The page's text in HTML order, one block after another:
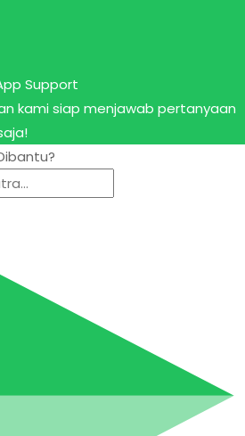
kami siap menjawab pertanyaan